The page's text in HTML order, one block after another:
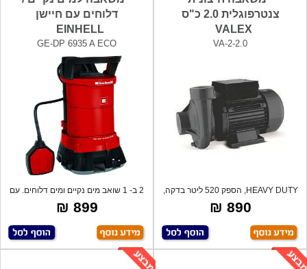
צנטרפוגלית 2.0 כ"ס
VALEX
VA-2-2.0
HEAVY DUTY, הספק 520 ליטר בדקה,
גובה הרמ
890 ₪
דלוחים עם חיישן
EINHELL
GE-DP 6935 A ECO
2 ב- 1 שואב מים נקיים ומים דלוחים. עם
סנ
899 ₪